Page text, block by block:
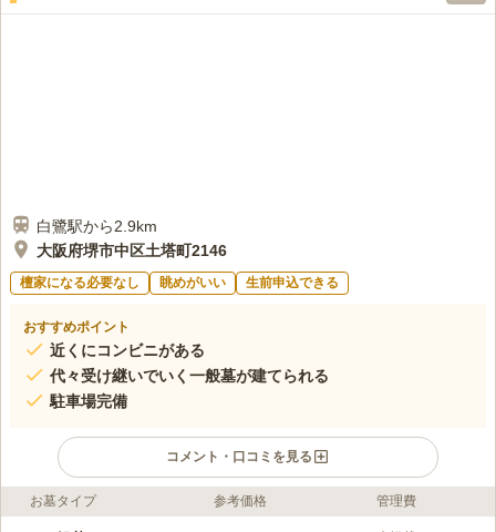
白鷺駅から2.9km
大阪府堺市中区土塔町2146
檀家になる必要なし 眺めがいい 生前申込できる
おすすめポイント
近くにコンビニがある
代々受け継いでいく一般墓が建てられる
駐車場完備
コメント・口コミを見る
ライフドット編集部のコメント
お墓タイプ 参考価格 管理費